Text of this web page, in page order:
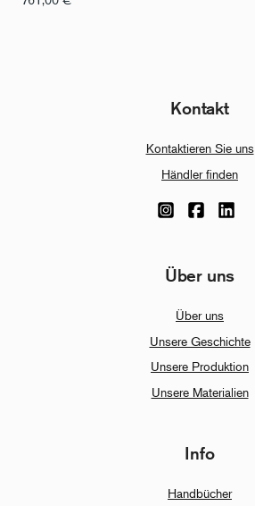
Kontakt
Kontaktieren Sie uns
Händler finden
Über uns
Über uns
Unsere Geschichte
Unsere Produktion
Unsere Materialien
Info
Handbücher